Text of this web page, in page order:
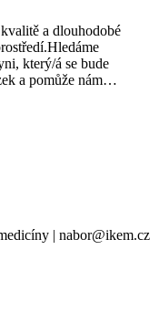
a dlouhodobé
který/á se bude
a pomůže nám…
| nabor@ikem.cz